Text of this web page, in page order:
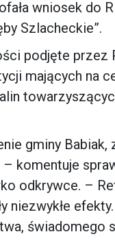
wniosek do
Szlacheckie”.
podjęte
mających
gminy
komentuje
odkrywce. –
niezwykłe
świadomego